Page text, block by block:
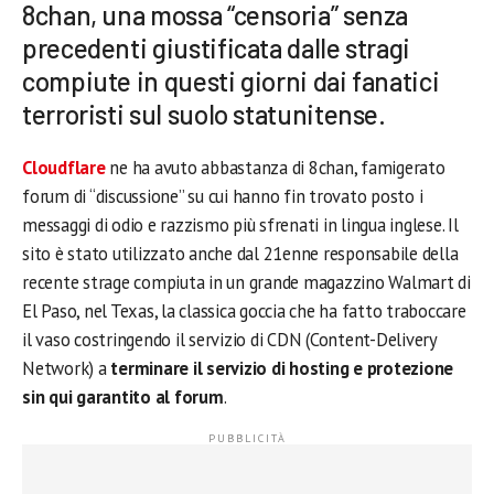
8chan, una mossa “censoria” senza
precedenti giustificata dalle stragi
compiute in questi giorni dai fanatici
terroristi sul suolo statunitense.
Cloudflarene ha avuto abbastanza di 8chan, famigerato
forum di “discussione” su cui hanno fin trovato posto i
messaggi di odio e razzismo più sfrenati in lingua inglese. Il
sito è stato utilizzato anche dal 21enne responsabile della
recente strage compiuta in un grande magazzino Walmart di
El Paso, nel Texas, la classica goccia che ha fatto traboccare
il vaso costringendo il servizio di CDN (Content-Delivery
Network) aterminare il servizio di hosting e protezione
sin qui garantito al forum.